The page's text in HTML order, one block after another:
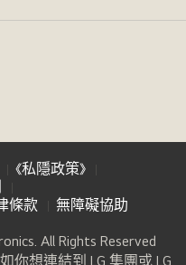
《私隱政策》
條款 無障礙協助
All Rights Reserved
你想連結到 LG 集團或 LG